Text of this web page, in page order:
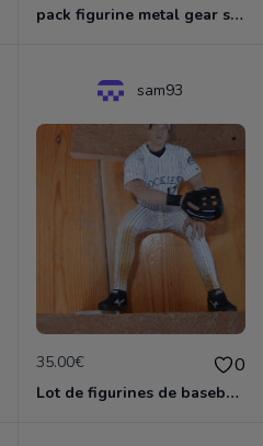
pack figurine metal gear solid snake et revolver ocelot
sam93
35.00€ 0
Lot de figurines de baseball marque Mc Farlane